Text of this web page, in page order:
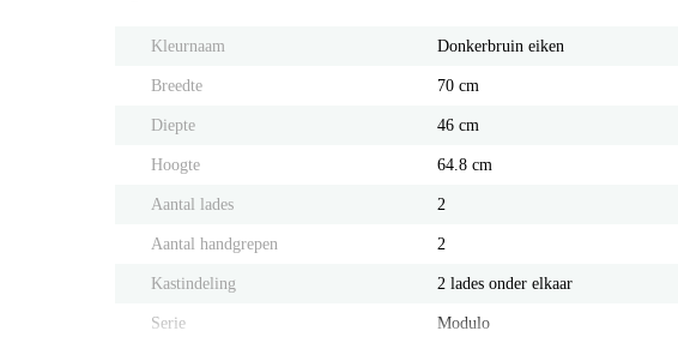
Kleurnaam Donkerbruin eiken
Breedte 70 cm
Diepte 46 cm
Hoogte 64.8 cm
Aantal lades 2
Aantal handgrepen 2
Kastindeling 2 lades onder elkaar
Serie Modulo